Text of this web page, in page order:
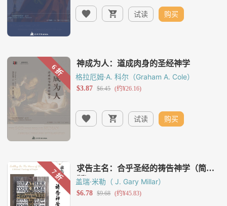
试读 购买
格拉厄姆·A. 科尔（Graham A. Cole）
试读 购买
盖瑞·米勒（ J. Gary Millar）